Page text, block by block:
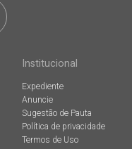
Institucional
Expediente
Anuncie
Sugestão de Pauta
Política de privacidade
Termos de Uso